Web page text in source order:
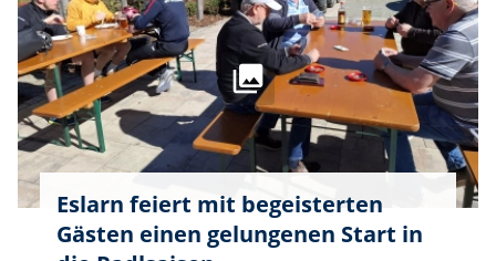
Eslarn feiert mit begeisterten
Gästen einen gelungenen Start in